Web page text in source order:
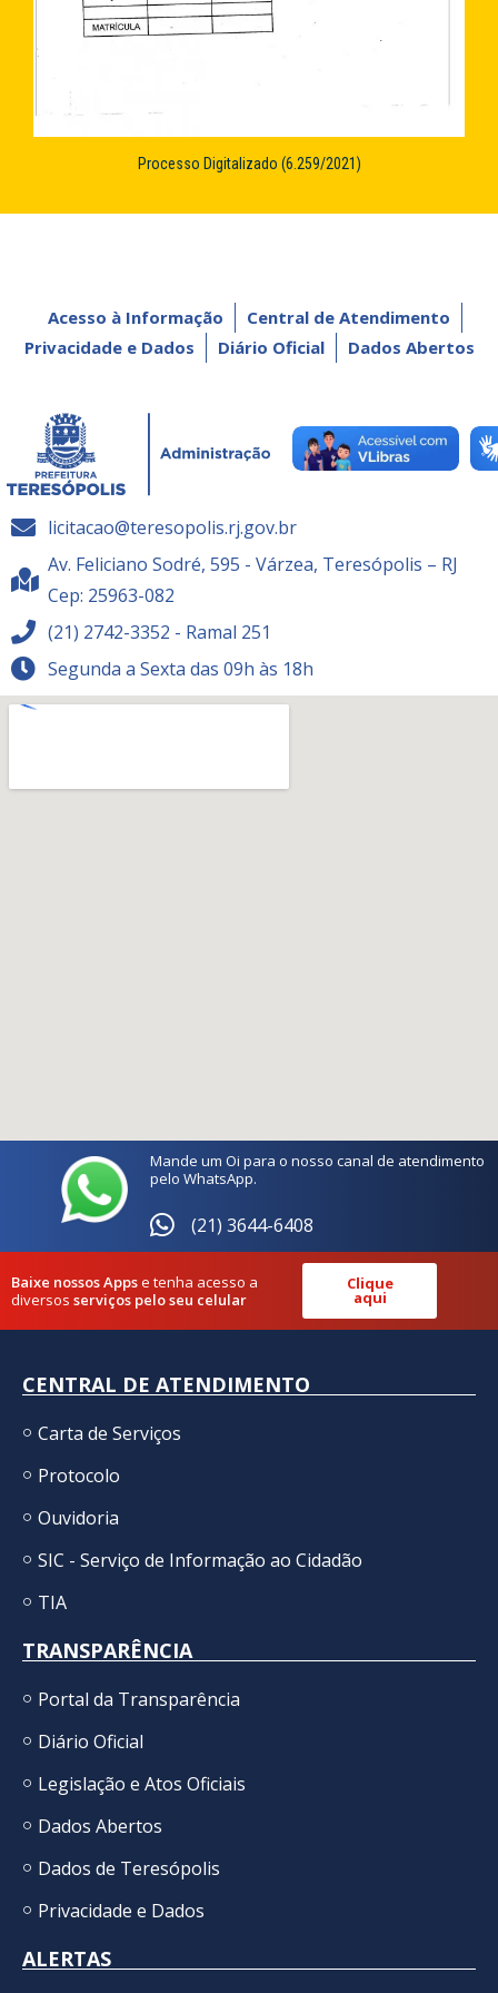
Processo Digitalizado (6.259/2021)
Acesso à Informação
Central de Atendimento
Privacidade e Dados
Diário Oficial Dados Abertos
licitacao@teresopolis.rj.gov.br
Av. Feliciano Sodré, 595 - Várzea, Teresópolis – RJ
Cep: 25963-082
(21) 2742-3352 - Ramal 251
Segunda a Sexta das 09h às 18h
Mande um Oi para o nosso canal de atendimento
pelo WhatsApp.
(21) 3644-6408
Baixe nossos Appse tenha acesso a
diversos serviços pelo seu celular
Clique
aqui
CENTRAL DE ATENDIMENTO
Carta de Serviços
Protocolo
Ouvidoria
SIC - Serviço de Informação ao Cidadão
TIA
TRANSPARÊNCIA
Portal da Transparência
Diário Oficial
Legislação e Atos Oficiais
Dados Abertos
Dados de Teresópolis
Privacidade e Dados
ALERTAS